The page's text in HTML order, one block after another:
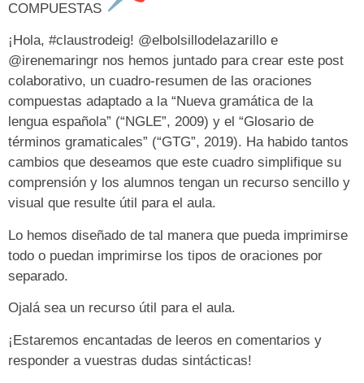
COMPUESTAS
¡Hola, #claustrodeig! @elbolsillodelazarillo e
@irenemaringr nos hemos juntado para crear este post
colaborativo, un cuadro-resumen de las oraciones
compuestas adaptado a la “Nueva gramática de la
lengua española” (“NGLE”, 2009) y el “Glosario de
términos gramaticales” (“GTG”, 2019). Ha habido tantos
cambios que deseamos que este cuadro simplifique su
comprensión y los alumnos tengan un recurso sencillo y
visual que resulte útil para el aula.
Lo hemos diseñado de tal manera que pueda imprimirse
todo o puedan imprimirse los tipos de oraciones por
separado.
Ojalá sea un recurso útil para el aula.
¡Estaremos encantadas de leeros en comentarios y
responder a vuestras dudas sintácticas!